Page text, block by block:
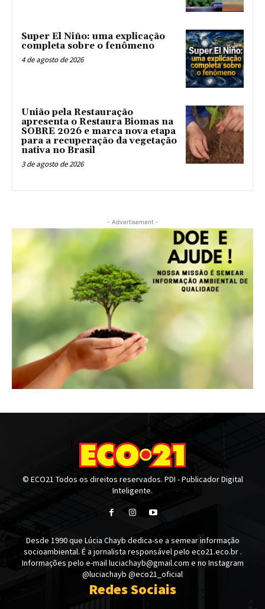
Super El Niño: uma explicação
completa sobre o fenômeno
4 de agosto de 2026
União pela Restauração
apresenta o Restaura Biomas na
SOBRE 2026 e marca nova etapa
para a recuperação da vegetação
nativa no Brasil
3 de agosto de 2026
- Advertisement -
© ECO21 Todos os direitos reservados. PDI - Publicador Digital
Inteligente.
Desde 1990 que Lúcia Chayb dedica-se a semear informação
socioambiental. É a jornalista responsável pelo eco21.eco.br .
Informações pelo e-mail luciachayb@gmail.com e no Instagram
@luciachayb @eco21_oficial
Redes Sociais